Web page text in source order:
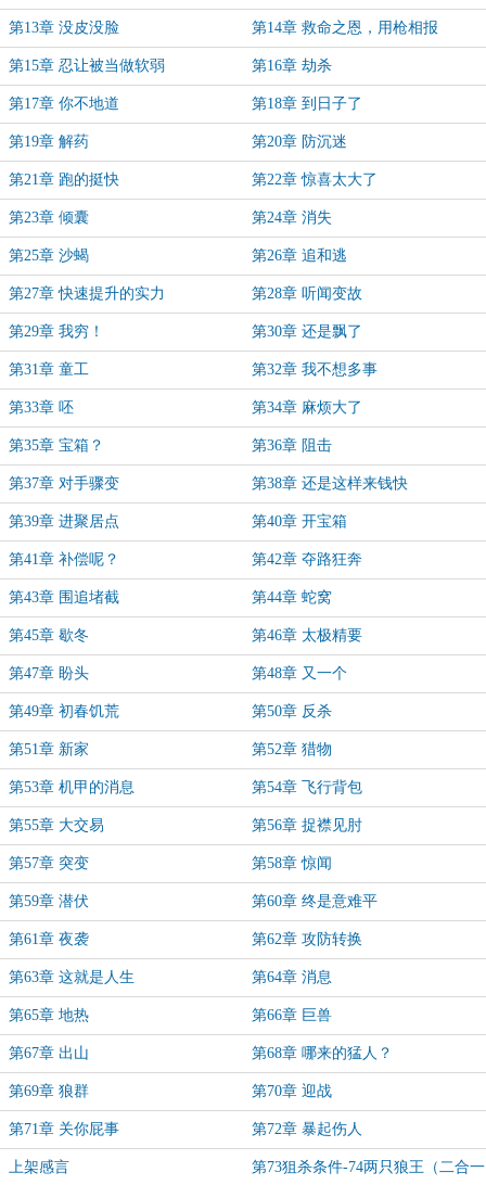
第13章 没皮没脸 第14章 救命之恩，用枪相报
第15章 忍让被当做软弱 第16章 劫杀
第17章 你不地道 第18章 到日子了
第19章 解药 第20章 防沉迷
第21章 跑的挺快 第22章 惊喜太大了
第23章 倾囊 第24章 消失
第25章 沙蝎 第26章 追和逃
第27章 快速提升的实力 第28章 听闻变故
第29章 我穷！ 第30章 还是飘了
第31章 童工 第32章 我不想多事
第33章 呸 第34章 麻烦大了
第35章 宝箱？ 第36章 阻击
第37章 对手骤变 第38章 还是这样来钱快
第39章 进聚居点 第40章 开宝箱
第41章 补偿呢？ 第42章 夺路狂奔
第43章 围追堵截 第44章 蛇窝
第45章 歇冬 第46章 太极精要
第47章 盼头 第48章 又一个
第49章 初春饥荒 第50章 反杀
第51章 新家 第52章 猎物
第53章 机甲的消息 第54章 飞行背包
第55章 大交易 第56章 捉襟见肘
第57章 突变 第58章 惊闻
第59章 潜伏 第60章 终是意难平
第61章 夜袭 第62章 攻防转换
第63章 这就是人生 第64章 消息
第65章 地热 第66章 巨兽
第67章 出山 第68章 哪来的猛人？
第69章 狼群 第70章 迎战
第71章 关你屁事 第72章 暴起伤人
上架感言 第73狙杀条件-74两只狼王（二合一